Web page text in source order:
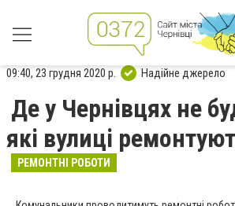
09:40, 23 грудня 2020 р. Надійне джерело
Де у Чернівцях не
які вулиці
РЕМОНТНІ РОБОТИ